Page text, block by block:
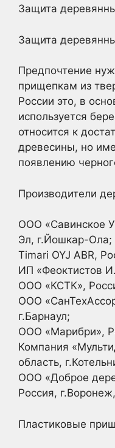
Защита
Защита
Предпочтение
прищепкам из
России это, в
используется
относится к
древесины, но
появлению
Производители
ООО «Савинское
Эл, г.Йошкар-Ола;
Timari OYJ ABR,
ИП «Феоктистов
ООО «КСТК»,
ООО
г.Барнаул;
ООО «Марибри»,
Компания
область,
ООО «Доброе
Россия,
Пластиковые